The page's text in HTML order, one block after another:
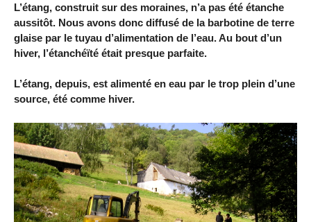
L’étang, construit sur des moraines, n’a pas été étanche
aussitôt. Nous avons donc diffusé de la barbotine de terre
glaise par le tuyau d’alimentation de l’eau. Au bout d’un
hiver, l’étanchéïté était presque parfaite.
L’étang, depuis, est alimenté en eau par le trop plein d’une
source, été comme hiver.